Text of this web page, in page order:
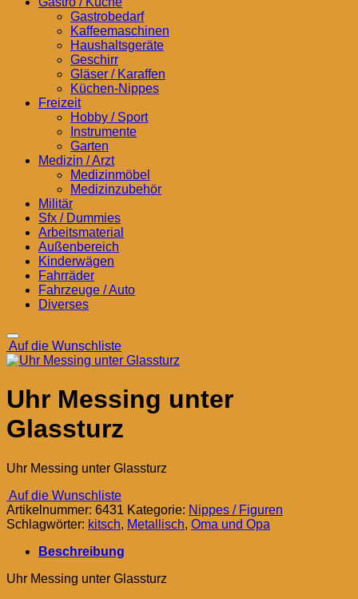
Gastrobedarf
Kaffeemaschinen
Haushaltsgeräte
Geschirr
Gläser / Karaffen
Küchen-Nippes
Freizeit
Hobby / Sport
Instrumente
Garten
Medizin / Arzt
Medizinmöbel
Medizinzubehör
Militär
Sfx / Dummies
Arbeitsmaterial
Außenbereich
Kinderwägen
Fahrräder
Fahrzeuge / Auto
Diverses
Auf die Wunschliste
Uhr Messing unter
Glassturz
Uhr Messing unter Glassturz
Auf die Wunschliste
Artikelnummer: 6431 Kategorie: Nippes / Figuren
Schlagwörter: kitsch, Metallisch, Oma und Opa
Beschreibung
Uhr Messing unter Glassturz